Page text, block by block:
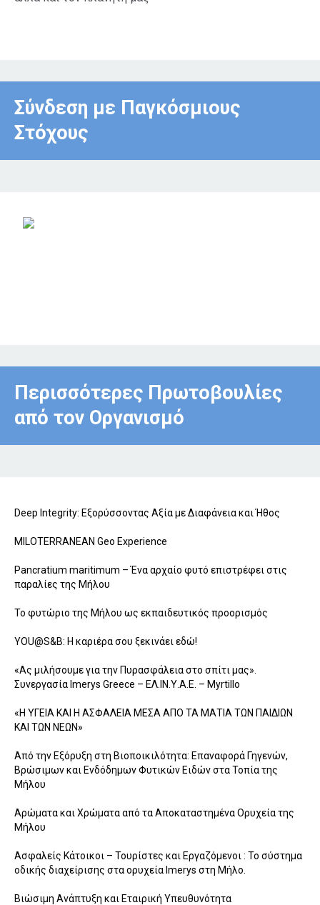
Σύνδεση με Παγκόσμιους
Στόχους
Περισσότερες Πρωτοβουλίες
από τον Οργανισμό
Deep Integrity: Εξορύσσοντας Αξία με Διαφάνεια και Ήθος
MILOTERRANEAN Geo Experience
Pancratium maritimum – Ένα αρχαίο φυτό επιστρέφει στις
παραλίες της Μήλου
To φυτώριο της Μήλου ως εκπαιδευτικός προορισμός
YOU@S&B: Η καριέρα σου ξεκινάει εδώ!
«Ας μιλήσουμε για την Πυρασφάλεια στο σπίτι μας».
Συνεργασία Imerys Greece – ΕΛ.ΙΝ.Υ.Α.Ε. – Myrtillo
«Η ΥΓΕΙΑ ΚΑΙ Η ΑΣΦΑΛΕΙΑ ΜΕΣΑ ΑΠΟ ΤΑ ΜΑΤΙΑ ΤΩΝ ΠΑΙΔΙΩΝ
ΚΑΙ ΤΩΝ ΝΕΩΝ»
Από την Εξόρυξη στη Βιοποικιλότητα: Επαναφορά Γηγενών,
Βρώσιμων και Ενδόδημων Φυτικών Ειδών στα Τοπία της
Μήλου
Αρώματα και Χρώματα από τα Αποκαταστημένα Ορυχεία της
Μήλου
Ασφαλείς Κάτοικοι – Τουρίστες και Εργαζόμενοι : Το σύστημα
οδικής διαχείρισης στα ορυχεία Imerys στη Μήλο.
Βιώσιμη Ανάπτυξη και Εταιρική Υπευθυνότητα